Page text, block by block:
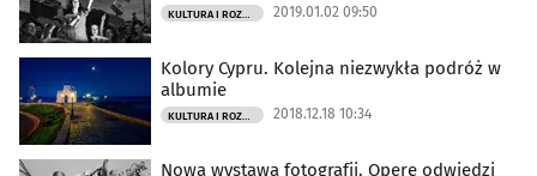
2019.01.02 09:50
Kolory Cypru. Kolejna niezwykła podróż w
albumie
2018.12.18 10:34
Nowa wystawa fotografii. Operę odwiedzi